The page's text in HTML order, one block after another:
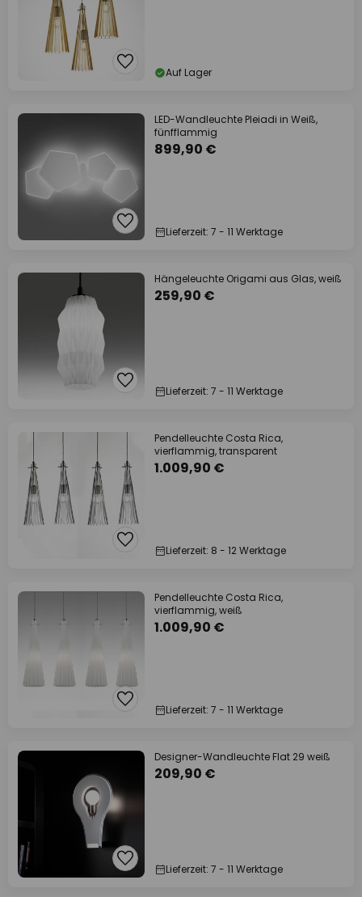
Auf Lager
LED-Wandleuchte Pleiadi in Weiß,
fünfflammig
899,90 €
Lieferzeit: 7 - 11 Werktage
Hängeleuchte Origami aus Glas, weiß
259,90 €
Lieferzeit: 7 - 11 Werktage
Pendelleuchte Costa Rica,
vierflammig, transparent
1.009,90 €
Lieferzeit: 8 - 12 Werktage
Pendelleuchte Costa Rica,
vierflammig, weiß
1.009,90 €
Lieferzeit: 7 - 11 Werktage
Designer-Wandleuchte Flat 29 weiß
209,90 €
Lieferzeit: 7 - 11 Werktage